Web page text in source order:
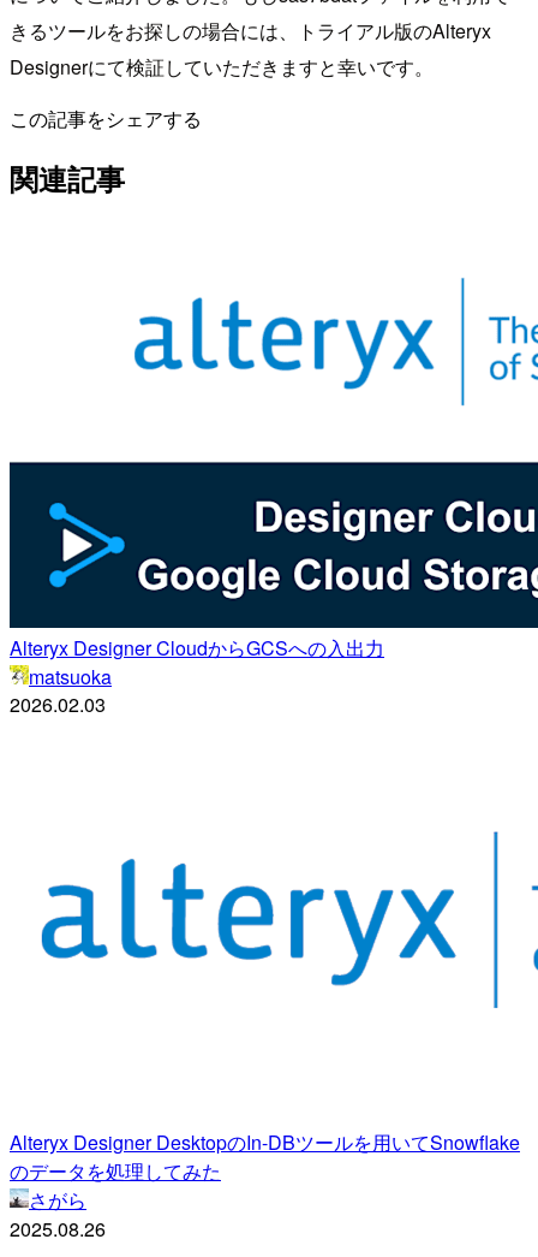
きるツールをお探しの場合には、トライアル版のAlteryx
Designerにて検証していただきますと幸いです。
この記事をシェアする
関連記事
Alteryx Designer CloudからGCSへの入出力
matsuoka
2026.02.03
Alteryx Designer DesktopのIn-DBツールを用いてSnowflake
のデータを処理してみた
さがら
2025.08.26